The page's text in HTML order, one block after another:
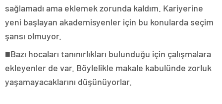
sağlamadı ama eklemek zorunda kaldım. Kariyerine
yeni başlayan akademisyenler için bu konularda seçim
şansı olmuyor.
■Bazı hocaları tanınırlıkları bulunduğu için çalışmalara
ekleyenler de var. Böylelikle makale kabulünde zorluk
yaşamayacaklarını düşünüyorlar.